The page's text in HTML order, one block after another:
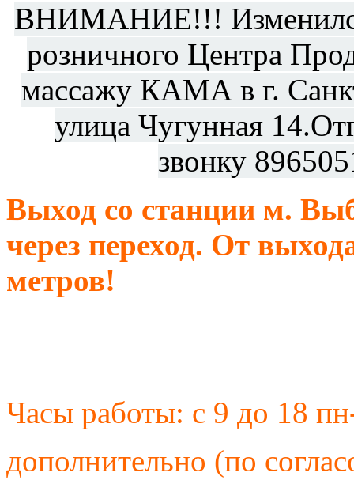
ВНИМАНИЕ!!! Изменился
розничного Центра
массажу КАМА в г.
улица Чугунная
звонку
Выход со станции м.
через переход. От
метров!
Часы работы: с 9 до 18
дополнительно (по